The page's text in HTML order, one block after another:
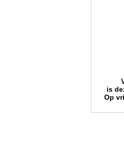
is
Op